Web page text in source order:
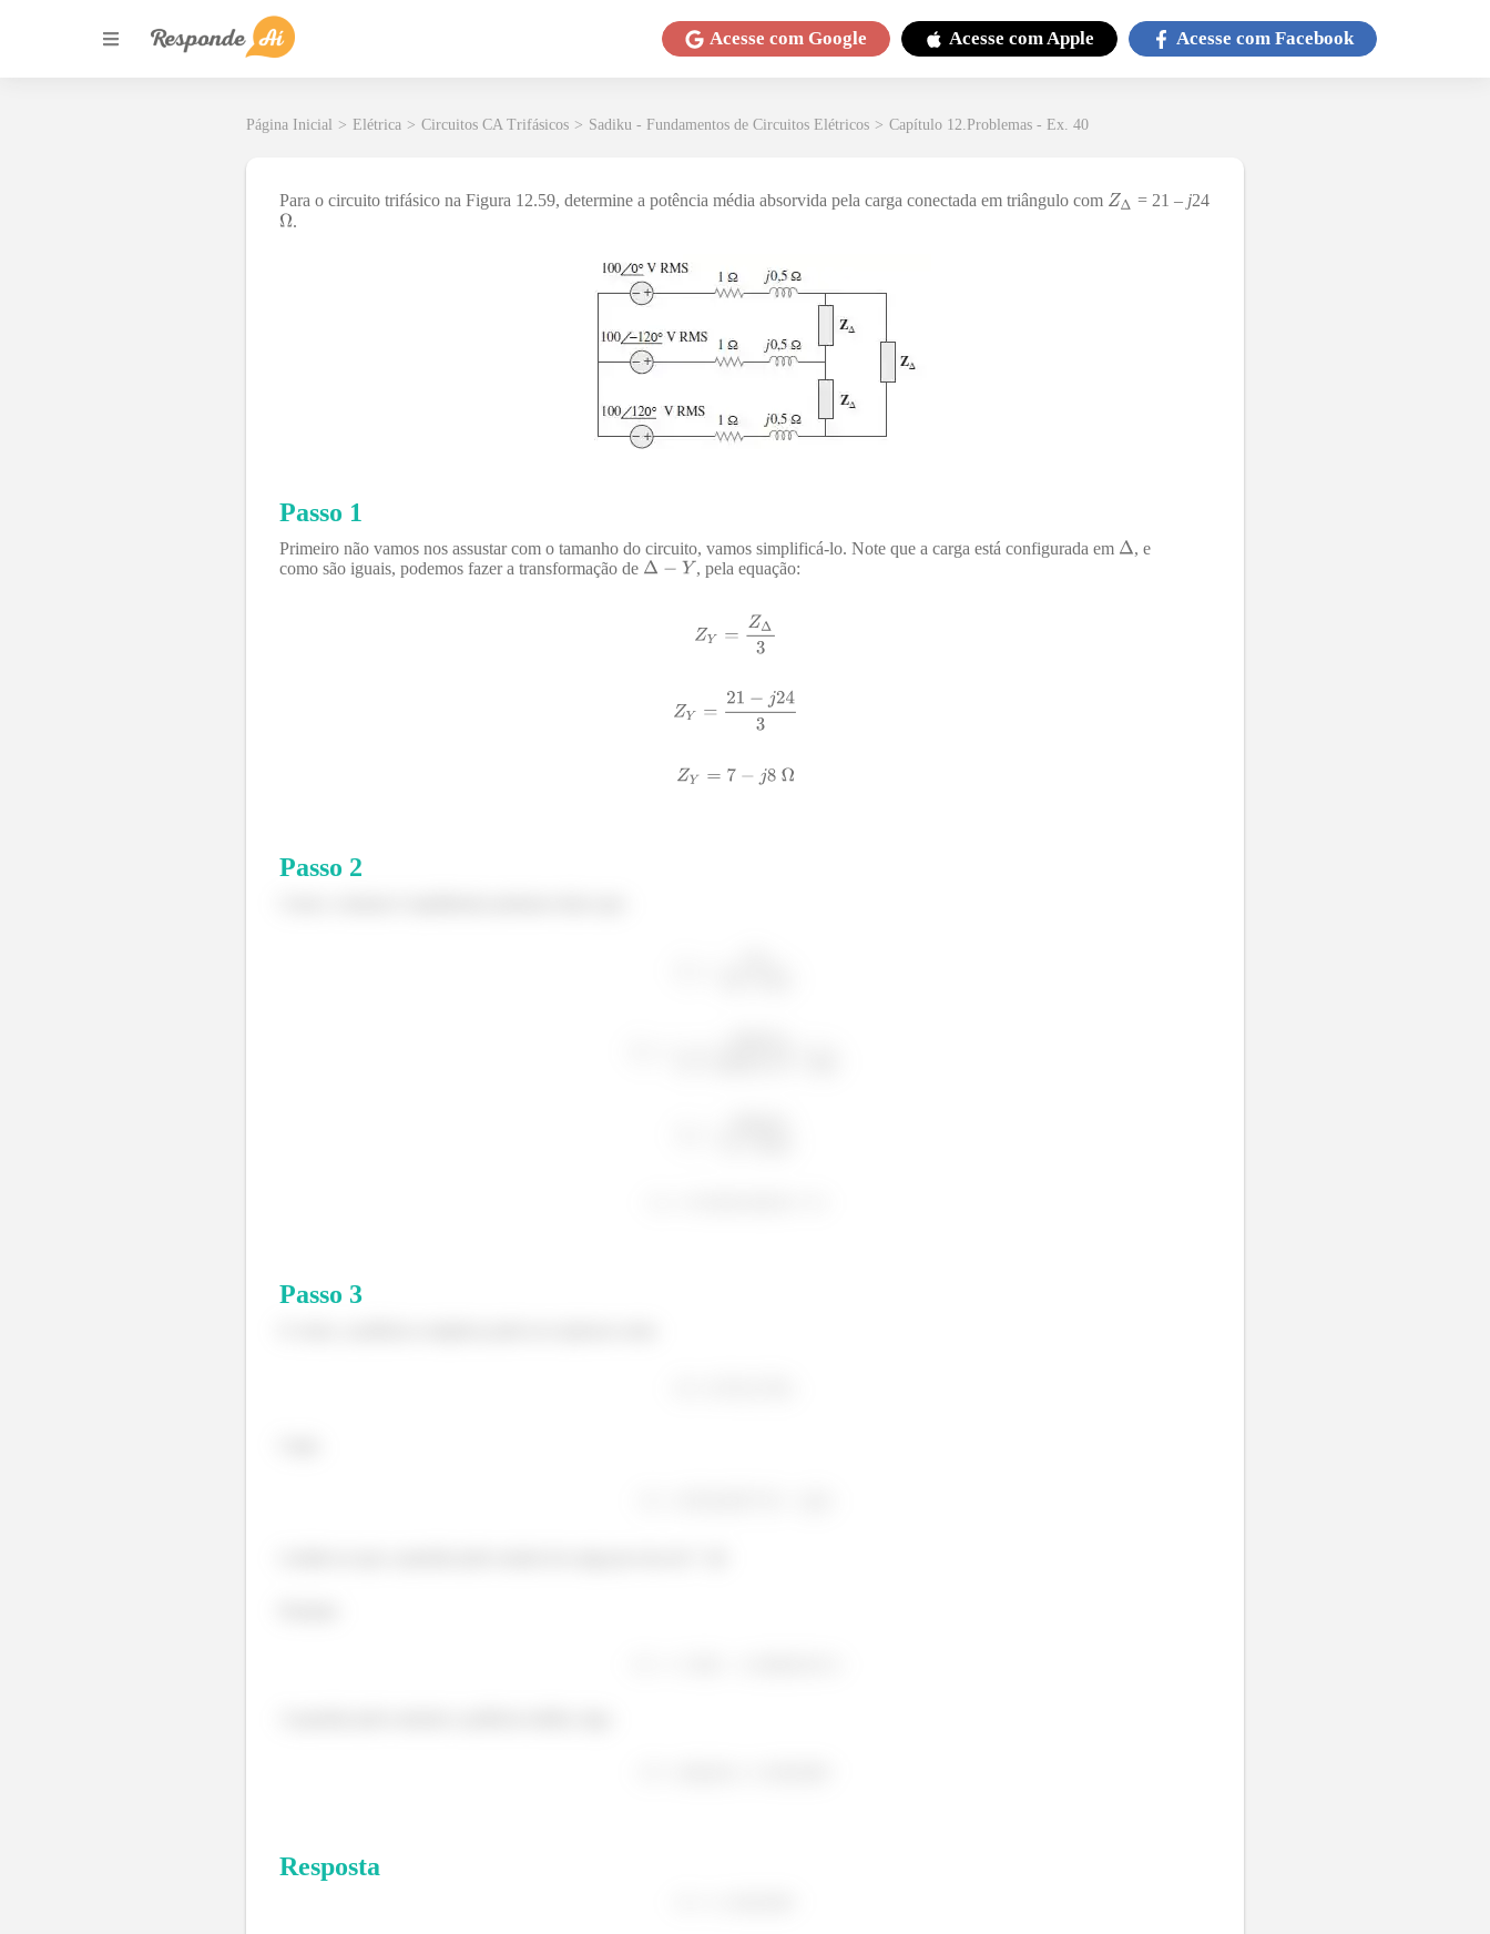
Acesse com Google Acesse comApple Acesse com Facebook
Página Inicial > Elétrica > Circuitos CA Trifásicos > Sadiku - Fundamentos de Circuitos Elétricos > Capítulo 12.Problemas - Ex. 40
Para o circuito trifásico na Figura 12.59, determine a potência média absorvida pela carga conectada em triângulo com = 21 – j24
.
Passo 1
Primeiro não vamos nos assustar com o tamanho do circuito, vamos simplificá-lo. Note que a carga está configurada em
, e
como são iguais, podemos fazer a transformação de
, pela equação:
Passo 2
Passo 3
Resposta